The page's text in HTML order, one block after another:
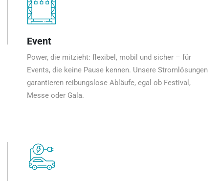
Event
Power, die mitzieht: flexibel, mobil und sicher – für
Events, die keine Pause kennen. Unsere Stromlösungen
garantieren reibungslose Abläufe, egal ob Festival,
Messe oder Gala.